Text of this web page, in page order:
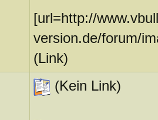
[url=http://
version.de/forum/
(Link)
(Kein Link)